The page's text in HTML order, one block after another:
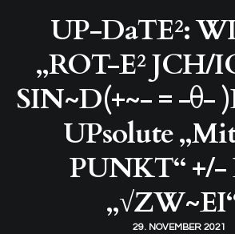
UP-DaTE²:
„ROT-E² JCH/
SIN~D(+~- = -θ-
UPsolute
PUNKT“ +/-
29. NOVEMBER 2021